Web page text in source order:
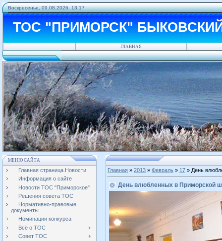
Воскресенье, 09.08.2026, 13:17
ТОС "ПРИМОРСК"
ГЛАВНАЯ
МЕНЮ САЙТА
Главная страница.Новости
Информация о сайте
Новости ТОС "Приморское"
Решения совета ТОС
Нормативно-правовые
документы
Номинации конкурса
Всё о ТОС
Совет ТОС
Главная » 2013 » Февраль » 17 » День
День влюбленных в Приморской